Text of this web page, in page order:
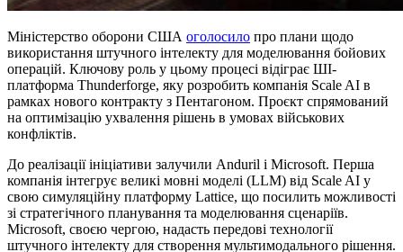
Міністерство оборони США оголосило про плани щодо
використання штучного інтелекту для моделювання бойових
операцій. Ключову роль у цьому процесі відіграє ШІ-
платформа Thunderforge, яку розробить компанія Scale AI в
рамках нового контракту з Пентагоном. Проєкт спрямований
на оптимізацію ухвалення рішень в умовах військових
конфліктів.
До реалізації ініціативи залучили Anduril і Microsoft. Перша
компанія інтегрує великі мовні моделі (LLM) від Scale AI у
свою симуляційну платформу Lattice, що посилить можливості
зі стратегічного планування та моделювання сценаріїв.
Microsoft, своєю чергою, надасть передові технології
штучного інтелекту для створення мультимодального рішення.